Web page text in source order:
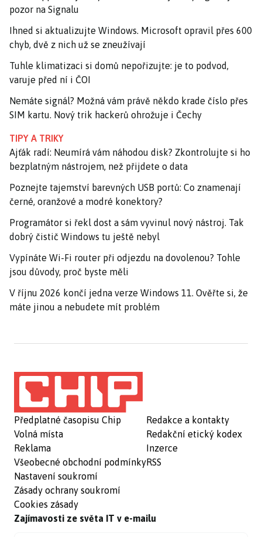
pozor na Signalu
Ihned si aktualizujte Windows. Microsoft opravil přes 600
chyb, dvě z nich už se zneužívají
Tuhle klimatizaci si domů nepořizujte: je to podvod,
varuje před ní i ČOI
Nemáte signál? Možná vám právě někdo krade číslo přes
SIM kartu. Nový trik hackerů ohrožuje i Čechy
TIPY A TRIKY
Ajťák radí: Neumírá vám náhodou disk? Zkontrolujte si ho
bezplatným nástrojem, než přijdete o data
Poznejte tajemství barevných USB portů: Co znamenají
černé, oranžové a modré konektory?
Programátor si řekl dost a sám vyvinul nový nástroj. Tak
dobrý čistič Windows tu ještě nebyl
Vypínáte Wi-Fi router při odjezdu na dovolenou? Tohle
jsou důvody, proč byste měli
V říjnu 2026 končí jedna verze Windows 11. Ověřte si, že
máte jinou a nebudete mít problém
Předplatné časopisu Chip
Volná místa
Reklama
Všeobecné obchodní podmínky
Nastavení soukromí
Zásady ochrany soukromí
Cookies zásady
Redakce a kontakty
Redakční etický kodex
Inzerce
RSS
Zajímavosti ze světa IT v e-mailu